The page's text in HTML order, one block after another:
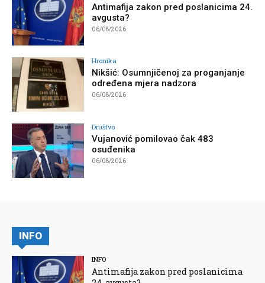
Antimafija zakon pred poslanicima 24.
avgusta?
06/08/2026
Hronika
Nikšić: Osumnjičenoj za proganjanje
određena mjera nadzora
06/08/2026
Društvo
Vujanović pomilovao čak 483
osuđenika
06/08/2026
INFO
INFO
Antimafija zakon pred poslanicima